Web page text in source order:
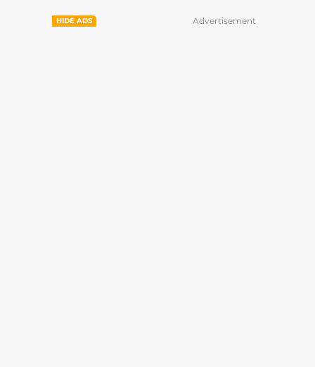
HIDE ADS Advertisement